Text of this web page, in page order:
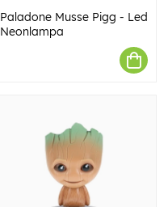
Paladone Musse Pigg - Led
Neonlampa